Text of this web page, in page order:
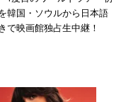
韓国・ソウルから日本語
で映画館独占生中継！